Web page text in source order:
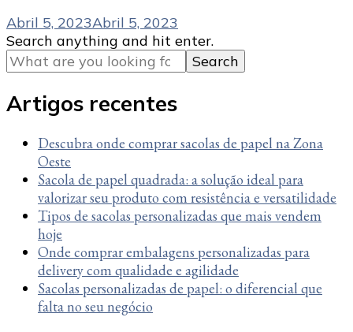
Abril 5, 2023Abril 5, 2023
Looking
for
Something?
Search anything and hit enter.
Artigos recentes
Descubra onde comprar sacolas de papel na Zona
Oeste
Sacola de papel quadrada: a solução ideal para
valorizar seu produto com resistência e versatilidade
Tipos de sacolas personalizadas que mais vendem
hoje
Onde comprar embalagens personalizadas para
delivery com qualidade e agilidade
Sacolas personalizadas de papel: o diferencial que
falta no seu negócio